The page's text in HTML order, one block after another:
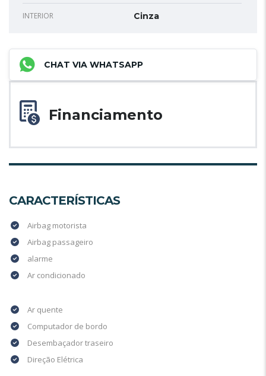
INTERIOR Cinza
CHAT VIA WHATSAPP
Financiamento
CARACTERÍSTICAS
Airbag motorista
Airbag passageiro
alarme
Ar condicionado
Ar quente
Computador de bordo
Desembaçador traseiro
Direção Elétrica